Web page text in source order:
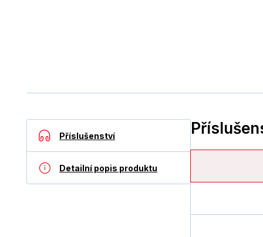
Příslušenství
Detailní popis produktu